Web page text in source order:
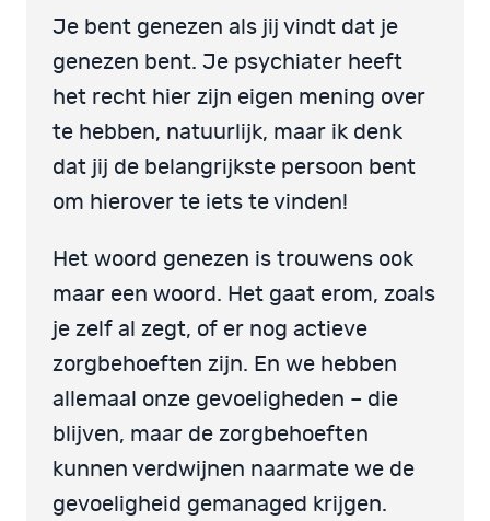
Je bent genezen als jij vindt dat je
genezen bent. Je psychiater heeft
het recht hier zijn eigen mening over
te hebben, natuurlijk, maar ik denk
dat jij de belangrijkste persoon bent
om hierover te iets te vinden!
Het woord genezen is trouwens ook
maar een woord. Het gaat erom, zoals
je zelf al zegt, of er nog actieve
zorgbehoeften zijn. En we hebben
allemaal onze gevoeligheden – die
blijven, maar de zorgbehoeften
kunnen verdwijnen naarmate we de
gevoeligheid gemanaged krijgen.